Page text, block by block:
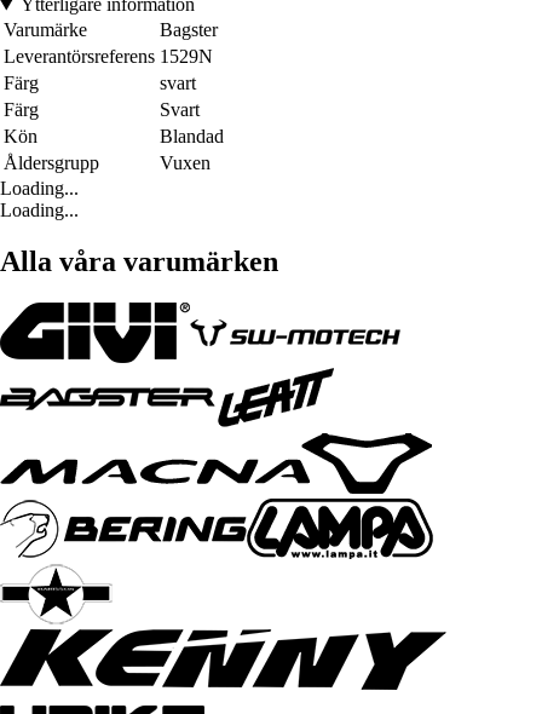
Ytterligare information
Varumärke
Bagster
Leverantörsreferens 1529N
Färg
svart
Färg
Svart
Kön
Blandad
Åldersgrupp
Vuxen
Loading...
Loading...
Alla våra varumärken